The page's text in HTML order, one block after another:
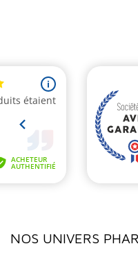
NOS UNIVERS